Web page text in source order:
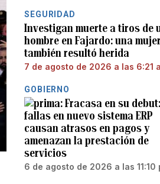
SEGURIDAD
Investigan muerte a tiros de
hombre en Fajardo: una mujer
también resultó herida
7 de agosto de 2026 a las 6:21
GOBIERNO
Fracasa en su debut:
fallas en nuevo sistema ERP
causan atrasos en pagos y
amenazan la prestación de
servicios
6 de agosto de 2026 a las 11:10